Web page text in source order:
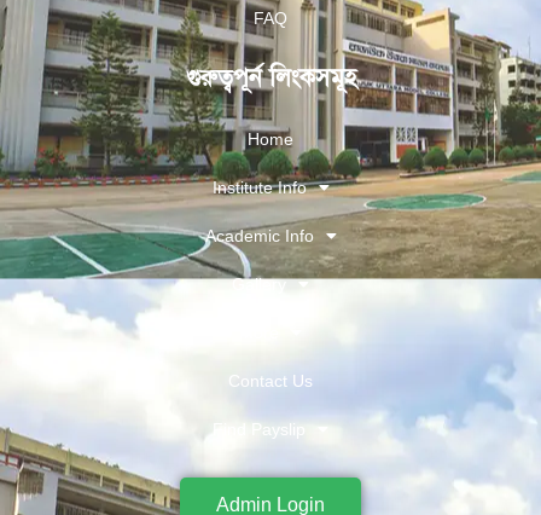
FAQ
গুরুত্বপূর্ন লিংকসমূহ
Home
Institute Info
Academic Info
Gallery
Contact Us
Find Payslip
Admin Login